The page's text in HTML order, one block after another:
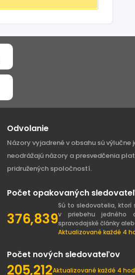
Odvolanie
Názory vyjadrené v obsahu sú
neodrážajú názory a presvedčenia
pridružených spoločností.
Počet opakovaných
376,839
Sú to sledovatelia, ktorí
v priebehu jedného
spravodajské články
Aktualizované každé 4
Počet nových sledovateľov
205,212Aktualizované každé 4